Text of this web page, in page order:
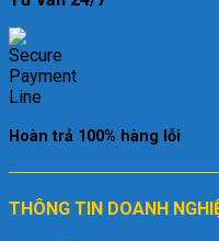
Hoàn trả 100% hàng lỗi
THÔNG TIN DOANH